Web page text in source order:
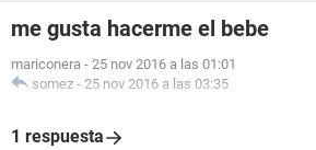
me gusta hacerme el bebe
mariconera - 25 nov 2016 a las 01:01
somez - 25 nov 2016 a las 03:35
1 respuesta